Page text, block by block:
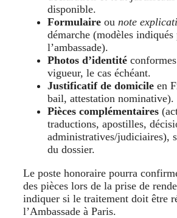
disponible.
Formulaire ou note
démarche (modèles indiqués
l’ambassade).
Photos d’identité
vigueur, le cas échéant.
Justificatif de domicile en
bail, attestation nominative).
Pièces complémentaires
traductions, apostilles,
administratives/judiciaires),
du dossier.
Le poste honoraire pourra
des pièces lors de la prise de
indiquer si le traitement doit être
l’Ambassade à Paris.